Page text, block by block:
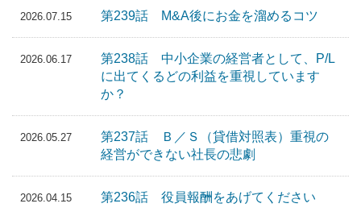
2026.07.15 第239話 M&A後にお金を溜めるコツ
2026.06.17
第238話 中小企業の経営者として、P/L
に出てくるどの利益を重視しています
か？
2026.05.27
第237話 Ｂ／Ｓ（貸借対照表）重視の
経営ができない社長の悲劇
2026.04.15 第236話 役員報酬をあげてください